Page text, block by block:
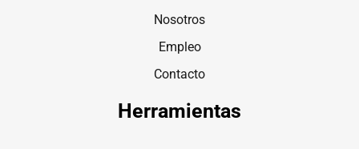
Nosotros
Empleo
Contacto
Herramientas